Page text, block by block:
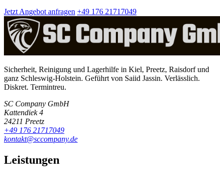
Jetzt Angebot anfragen +49 176 21717049
Sicherheit, Reinigung und Lagerhilfe in Kiel, Preetz, Raisdorf und
ganz Schleswig-Holstein. Geführt von Saiid Jassin. Verlässlich.
Diskret. Termintreu.
SC Company GmbH
Kattendiek 4
24211 Preetz
+49 176 21717049
kontakt@sccompany.de
Leistungen